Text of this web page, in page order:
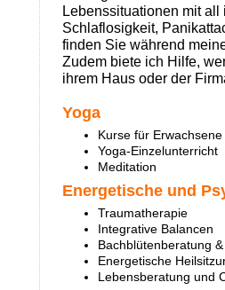
Lebenssituationen mit
Schlaflosigkeit,
finden Sie während
Zudem biete ich Hilfe,
ihrem Haus oder der
Yoga
Kurse für Erwachsene
Yoga-Einzelunterricht
Meditation
Energetische und
Traumatherapie
Integrative Balancen
Bachblütenberatung
Energetische
Lebensberatung und